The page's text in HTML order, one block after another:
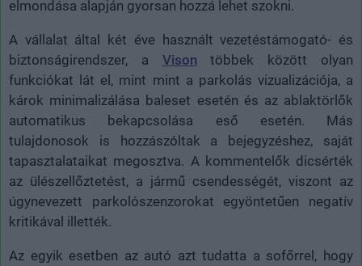
elmondása alapján gyorsan hozzá lehet szokni.
A vállalat által két éve használt vezetéstámogató- és
biztonságirendszer, a Visontöbbek között olyan
funkciókat lát el, mint mint a parkolás vizualizációja, a
károk minimalizálása baleset esetén és az ablaktörlők
automatikus bekapcsolása eső esetén. Más
tulajdonosok is hozzászóltak a bejegyzéshez, saját
tapasztalataikat megosztva. A kommentelők dicsérték
az ülészellőztetést, a jármű csendességét, viszont az
úgynevezett parkolószenzorokat egyöntetűen negatív
kritikával illették.
Az egyik esetben az autó azt tudatta a sofőrrel, hogy